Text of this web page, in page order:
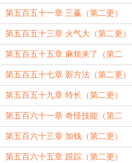
第五百五十一章 三赢（第二更）
第五百五十三章 火气大（第二更）
第五百五十五章 麻烦来了（第二
更）
第五百五十七章 新方法（第二更）
第五百五十九章 特长（第二更）
第五百六十一章 奇怪技能（第二
更）
第五百六十三章 加钱（第二更）
第五百六十五章 跟踪（第二更）